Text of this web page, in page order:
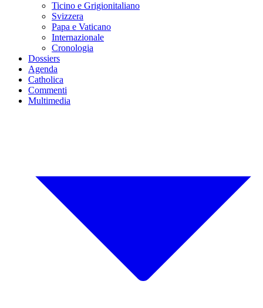
Ticino e Grigionitaliano
Svizzera
Papa e Vaticano
Internazionale
Cronologia
Dossiers
Agenda
Catholica
Commenti
Multimedia